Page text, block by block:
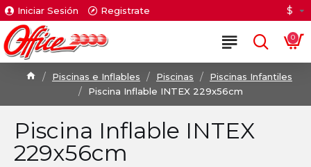
Iniciar Sesión Registrate $
0
Piscinas e Inflables Piscinas
Piscinas Infantiles
Piscina Inflable INTEX 229x56cm
Piscina Inflable INTEX
229x56cm